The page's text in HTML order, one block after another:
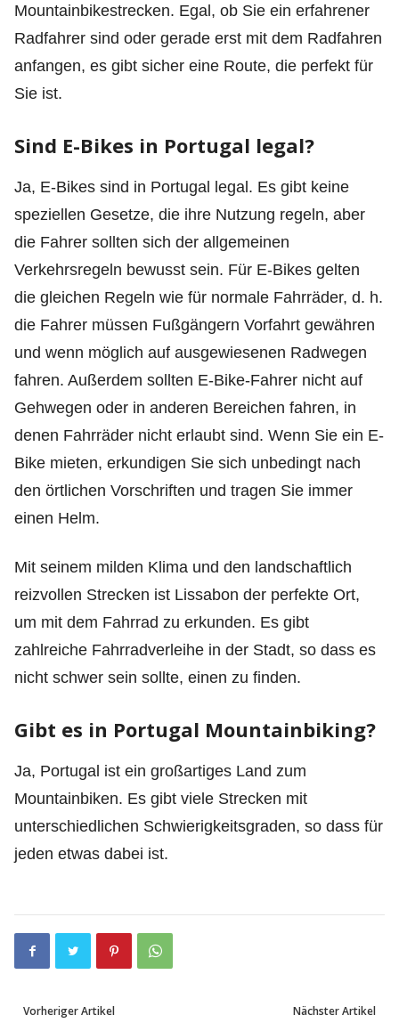
Mountainbikestrecken. Egal, ob Sie ein erfahrener
Radfahrer sind oder gerade erst mit dem Radfahren
anfangen, es gibt sicher eine Route, die perfekt für
Sie ist.
Sind E-Bikes in Portugal legal?
Ja, E-Bikes sind in Portugal legal. Es gibt keine
speziellen Gesetze, die ihre Nutzung regeln, aber
die Fahrer sollten sich der allgemeinen
Verkehrsregeln bewusst sein. Für E-Bikes gelten
die gleichen Regeln wie für normale Fahrräder, d. h.
die Fahrer müssen Fußgängern Vorfahrt gewähren
und wenn möglich auf ausgewiesenen Radwegen
fahren. Außerdem sollten E-Bike-Fahrer nicht auf
Gehwegen oder in anderen Bereichen fahren, in
denen Fahrräder nicht erlaubt sind. Wenn Sie ein E-
Bike mieten, erkundigen Sie sich unbedingt nach
den örtlichen Vorschriften und tragen Sie immer
einen Helm.
Mit seinem milden Klima und den landschaftlich
reizvollen Strecken ist Lissabon der perfekte Ort,
um mit dem Fahrrad zu erkunden. Es gibt
zahlreiche Fahrradverleihe in der Stadt, so dass es
nicht schwer sein sollte, einen zu finden.
Gibt es in Portugal Mountainbiking?
Ja, Portugal ist ein großartiges Land zum
Mountainbiken. Es gibt viele Strecken mit
unterschiedlichen Schwierigkeitsgraden, so dass für
jeden etwas dabei ist.
Vorheriger Artikel Nächster Artikel